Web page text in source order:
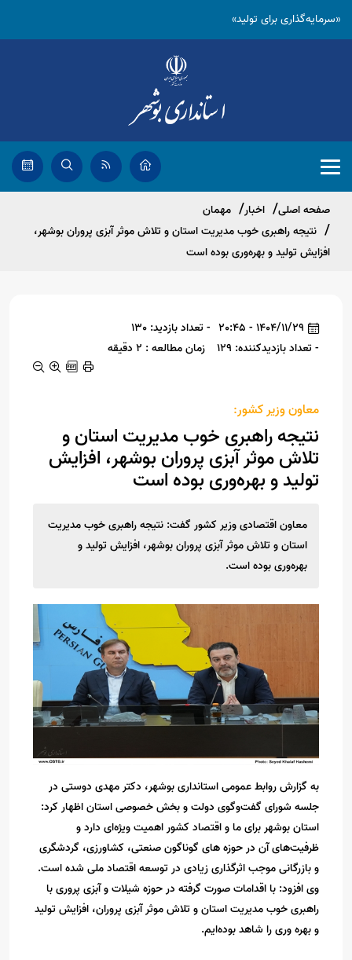
«سرمایه‌گذاری برای تولید»
صفحه اصلی اخبار
مهمان
نتیجه راهبری خوب مدیریت استان و تلاش موثر آبزی پروران بوشهر،
افزایش تولید و بهره‌وری بوده است
1404/11/29 - 20:45
- تعداد بازدید: 130
- تعداد بازدیدکننده: 129
زمان مطالعه : 2 دقیقه
معاون وزیر کشور:
نتیجه راهبری خوب مدیریت استان و
تلاش موثر آبزی پروران بوشهر، افزایش
تولید و بهره‌وری بوده است
معاون اقتصادی وزیر کشور گفت: نتیجه راهبری خوب مدیریت
استان و تلاش موثر آبزی پروران بوشهر، افزایش تولید و
بهره‌وری بوده است.
به گزارش روابط عمومی استانداری بوشهر، دکتر مهدی دوستی در
جلسه شورای گفت‌وگوی دولت و بخش خصوصی استان اظهار کرد:
استان بوشهر برای ما و اقتصاد کشور اهمیت ویژه‌ای دارد و
ظرفیت‌های آن در حوزه های گوناگون صنعتی، کشاورزی، گردشگری
و بازرگانی موجب اثرگذاری زیادی در توسعه اقتصاد ملی شده است.
وی افزود: با اقدامات صورت گرفته در حوزه شیلات و آبزی پروری با
راهبری خوب مدیریت استان و تلاش موثر آبزی پروران، افزایش تولید
و بهره وری را شاهد بوده‌ایم.